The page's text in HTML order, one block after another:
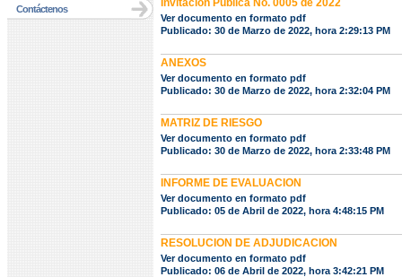
Contáctenos Invitación Publica No. 0005 de 2022
Ver documento en formato pdf
Publicado: 30 de Marzo de 2022, hora 2:29:13 PM
ANEXOS
Ver documento en formato pdf
Publicado: 30 de Marzo de 2022, hora 2:32:04 PM
MATRIZ DE RIESGO
Ver documento en formato pdf
Publicado: 30 de Marzo de 2022, hora 2:33:48 PM
INFORME DE EVALUACION
Ver documento en formato pdf
Publicado: 05 de Abril de 2022, hora 4:48:15 PM
RESOLUCION DE ADJUDICACION
Ver documento en formato pdf
Publicado: 06 de Abril de 2022, hora 3:42:21 PM